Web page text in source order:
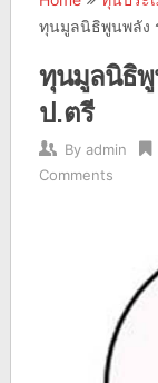
ทุนมูลนิธิพูนพลัง
ทุนมูลนิธิพู
ป.ตรี
By admin
Comments